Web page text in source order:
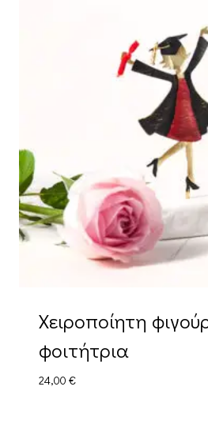
Χειροποίητη
φοιτήτρια
24,00 €